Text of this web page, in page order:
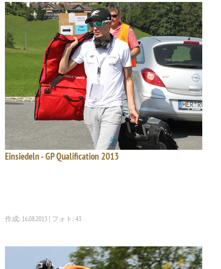
Einsiedeln - GP Qualification 2013
作成: 16.08.2013 | フォト: 43